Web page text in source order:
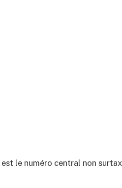
est le numéro central non